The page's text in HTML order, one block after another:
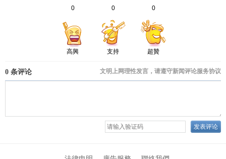
0
高興
0
支持
0
超贊